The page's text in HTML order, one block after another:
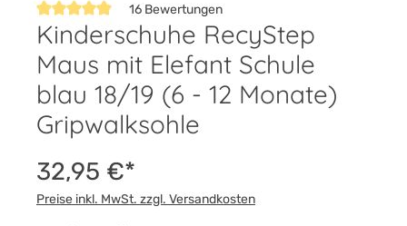
Durchschnittliche Bewertung von 4.8 von 5 Sternen
16 Bewertungen
Kinderschuhe RecyStep
Maus mit Elefant Schule
blau 18/19 (6 - 12 Monate)
Gripwalksohle
32,95 €*
Preise inkl. MwSt. zzgl. Versandkosten